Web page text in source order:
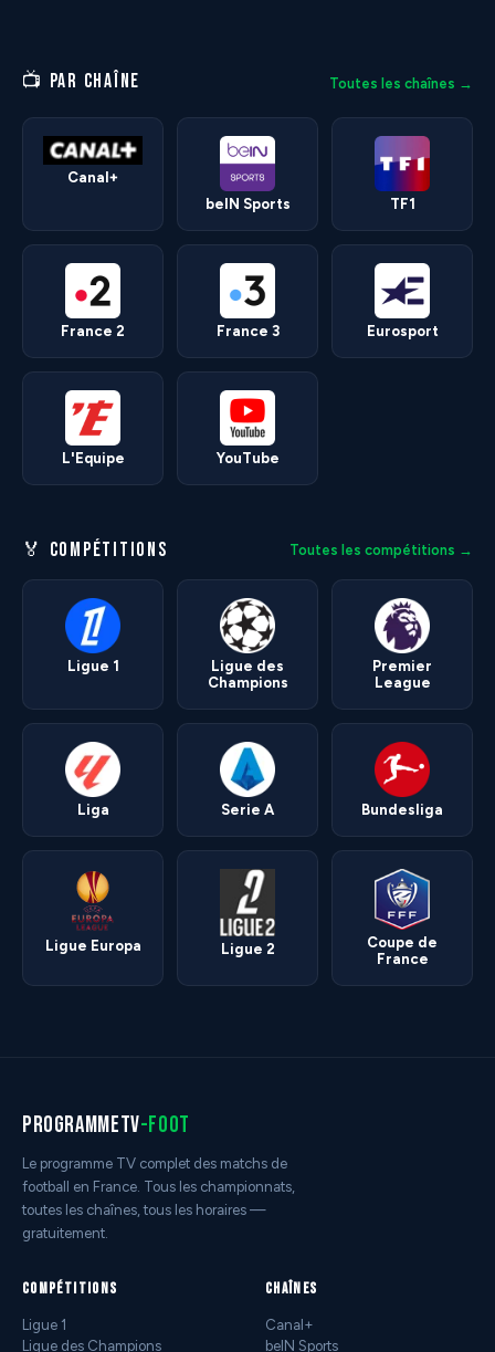
📺 PAR CHAÎNE Toutes les chaînes →
Canal+
beIN Sports
TF1
France 2 France 3 Eurosport
L'Equipe YouTube
🏅 COMPÉTITIONS Toutes les compétitions →
Ligue 1
Ligue des
Champions
Premier
League
Liga Serie A Bundesliga
Ligue Europa Ligue 2
Coupe de
France
programmetv-foot
Le programme TV complet des matchs de
football en France. Tous les championnats,
toutes les chaînes, tous les horaires —
gratuitement.
COMPÉTITIONS
Ligue 1
Ligue des Champions
CHAÎNES
Canal+
beIN Sports